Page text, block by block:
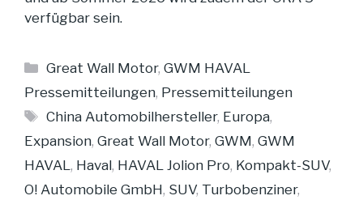
verfügbar sein.
Kategorien
Great Wall Motor,GWM HAVAL
Pressemitteilungen, Pressemitteilungen
Schlagwörter
China Automobilhersteller, Europa,
Expansion, Great Wall Motor, GWM, GWM
HAVAL, Haval, HAVAL Jolion Pro, Kompakt-SUV,
O! Automobile GmbH, SUV, Turbobenziner,